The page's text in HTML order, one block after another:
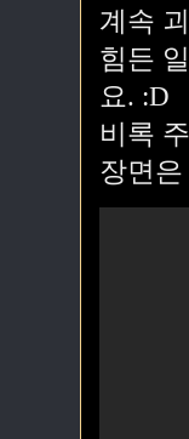
계속
힘든
요. :D
비록
장면